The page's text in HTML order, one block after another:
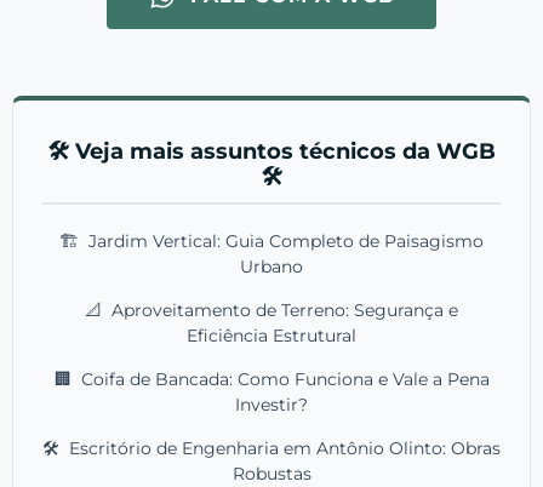
🛠️ Veja mais assuntos técnicos da WGB
🛠️
🏗️ Jardim Vertical: Guia Completo de Paisagismo
Urbano
📐 Aproveitamento de Terreno: Segurança e
Eficiência Estrutural
🏢 Coifa de Bancada: Como Funciona e Vale a Pena
Investir?
🛠️ Escritório de Engenharia em Antônio Olinto: Obras
Robustas